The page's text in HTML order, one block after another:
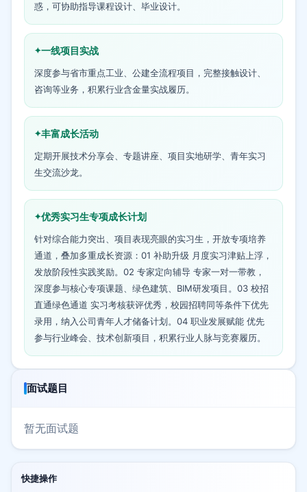
惑，可协助指导课程设计、毕业设计。
一线项目实战
深度参与省市重点工业、公建全流程项目，完整接触设计、
咨询等业务，积累行业含金量实战履历。
丰富成长活动
定期开展技术分享会、专题讲座、项目实地研学、青年实习
生交流沙龙。
优秀实习生专项成长计划
针对综合能力突出、项目表现亮眼的实习生，开放专项培养
通道，叠加多重成长资源：01 补助升级 月度实习津贴上浮，
发放阶段性实践奖励。02 专家定向辅导 专家一对一带教，
深度参与核心专项课题、绿色建筑、BIM研发项目。03 校招
直通绿色通道 实习考核获评优秀，校园招聘同等条件下优先
录用，纳入公司青年人才储备计划。04 职业发展赋能 优先
参与行业峰会、技术创新项目，积累行业人脉与竞赛履历。
面试题目
暂无面试题
快捷操作